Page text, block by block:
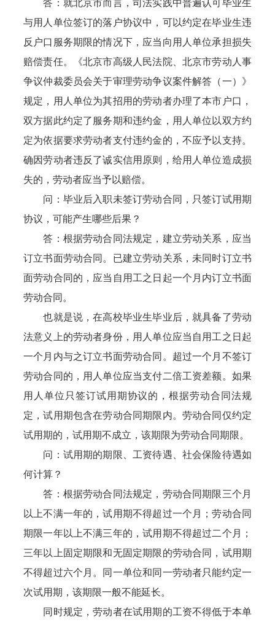
答：就北京市而言，司法实践中普遍认可毕业生
与用人单位签订的落户协议中，可以约定在毕业生违
反户口服务期限的情况下，应当向用人单位承担损失
赔偿责任。《北京市高级人民法院、北京市劳动人事
争议仲裁委员会关于审理劳动争议案件解答（一）》
规定，用人单位为其招用的劳动者办理了本市户口，
双方据此约定了服务期和违约金，用人单位以双方约
定为依据要求劳动者支付违约金的，不应予以支持。
确因劳动者违反了诚实信用原则，给用人单位造成损
失的，劳动者应当予以赔偿。
问：毕业后入职未签订劳动合同，只签订试用期
协议，可能产生哪些后果？
答：根据劳动合同法规定，建立劳动关系，应当
订立书面劳动合同。已建立劳动关系，未同时订立书
面劳动合同的，应当自用工之日起一个月内订立书面
劳动合同。
也就是说，在高校毕业生毕业后，就具备了劳动
法意义上的劳动者身份，用人单位应当自用工之日起
一个月内与之订立书面劳动合同。超过一个月不签订
劳动合同的，用人单位应当支付二倍工资差额。如果
用人单位只签订试用期协议的，根据劳动合同法规
定，试用期包含在劳动合同期限内。劳动合同仅约定
试用期的，试用期不成立，该期限为劳动合同期限。
问：试用期的期限、工资待遇、社会保险待遇如
何计算？
答：根据劳动合同法规定，劳动合同期限三个月
以上不满一年的，试用期不得超过一个月；劳动合同
期限一年以上不满三年的，试用期不得超过二个月；
三年以上固定期限和无固定期限的劳动合同，试用期
不得超过六个月。同一单位和同一劳动者只能约定一
次试用期，该期限一般不能延长。
同时规定，劳动者在试用期的工资不得低于本单